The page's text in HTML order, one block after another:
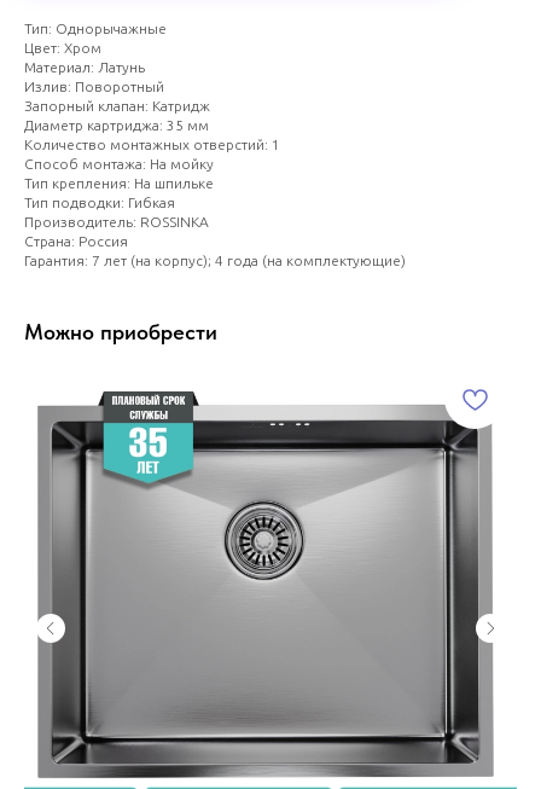
Тип: Однорычажные
Цвет: Хром
Материал: Латунь
Излив: Поворотный
Запорный клапан: Катридж
Диаметр картриджа: 35 мм
Количество монтажных отверстий: 1
Способ монтажа: На мойку
Тип крепления: На шпильке
Тип подводки: Гибкая
Производитель: ROSSINKA
Страна: Россия
Гарантия: 7 лет (на корпус); 4 года (на комплектующие)
Можно приобрести